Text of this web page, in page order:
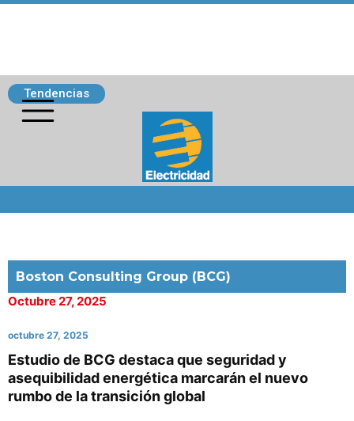
Tendencias
Boston Consulting Group (BCG)
Octubre 27, 2025
octubre 27, 2025
Estudio de BCG destaca que seguridad y
asequibilidad energética marcarán el nuevo
rumbo de la transición global